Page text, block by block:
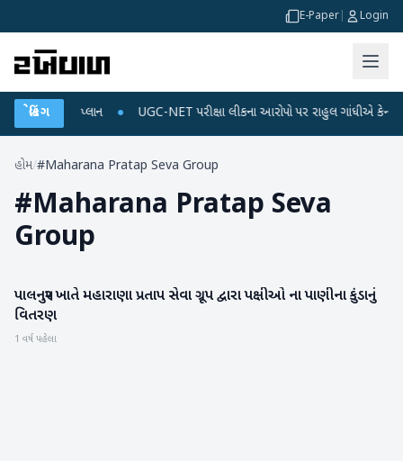
E-Paper Login
બ્રેકિંગ
અને ડેટા પ્લાન ● UGC-NET પરીક્ષા લીકના આરોપો પર રાહુલ ગાંધીએ કેન્દ્ર પર
હોમ/#Maharana Pratap Seva Group
#Maharana Pratap Seva
Group
બનાસકાંઠા
પાલનપુર ખાતે મહારાણા પ્રતાપ સેવા ગ્રૂપ દ્વારા પક્ષીઓ ના પાણીના કુંડાનું
વિતરણ
1 વર્ષ પહેલા